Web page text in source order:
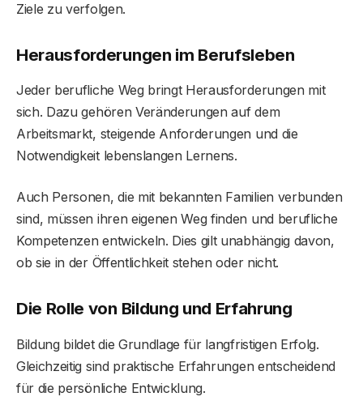
Ziele zu verfolgen.
Herausforderungen im Berufsleben
Jeder berufliche Weg bringt Herausforderungen mit
sich. Dazu gehören Veränderungen auf dem
Arbeitsmarkt, steigende Anforderungen und die
Notwendigkeit lebenslangen Lernens.
Auch Personen, die mit bekannten Familien verbunden
sind, müssen ihren eigenen Weg finden und berufliche
Kompetenzen entwickeln. Dies gilt unabhängig davon,
ob sie in der Öffentlichkeit stehen oder nicht.
Die Rolle von Bildung und Erfahrung
Bildung bildet die Grundlage für langfristigen Erfolg.
Gleichzeitig sind praktische Erfahrungen entscheidend
für die persönliche Entwicklung.